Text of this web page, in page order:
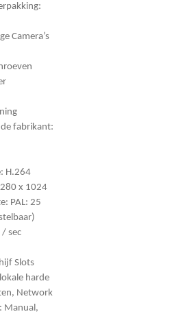
Camera’s
fabrikant:
H.264
x 1024
PAL: 25
/ sec
Slots
harde
Network
Manual,